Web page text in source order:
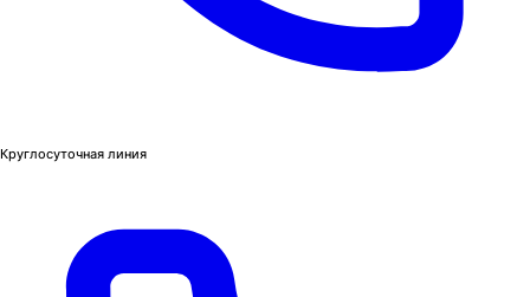
Круглосуточная линия